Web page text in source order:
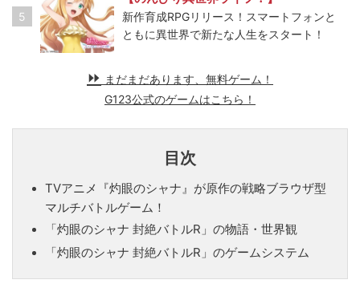
5
新作育成RPGリリース！スマートフォンと
ともに異世界で新たな人生をスタート！
まだまだあります、無料ゲーム！
G123公式のゲームはこちら！
目次
TVアニメ『灼眼のシャナ』が原作の戦略ブラウザ型
マルチバトルゲーム！
「灼眼のシャナ 封絶バトルR」の物語・世界観
「灼眼のシャナ 封絶バトルR」のゲームシステム